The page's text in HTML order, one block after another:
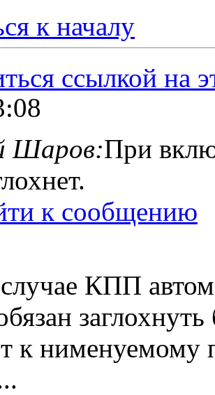
к началу
Шаров:При
к сообщению
КПП
к нименуемому